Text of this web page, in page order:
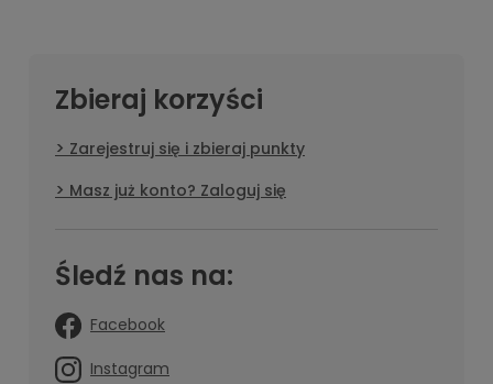
Zbieraj korzyści
Zarejestruj się i zbieraj punkty
Masz już konto? Zaloguj się
Śledź nas na:
Facebook
Instagram